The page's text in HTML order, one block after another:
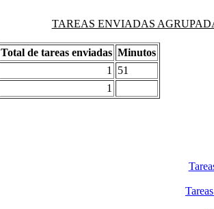
TAREAS ENVIADAS
Total de tareas enviadas Minutos
1
51
1